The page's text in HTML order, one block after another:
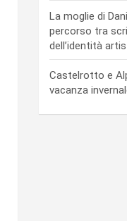
La moglie di
percorso tra
dell’identità
Castelrotto e
vacanza